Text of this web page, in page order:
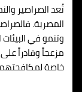
تُعد الصراصير
المصرية.
وتنمو في
مزعجاً وقادراً
خاصة